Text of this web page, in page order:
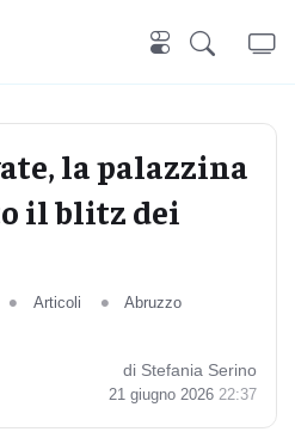
la palazzina
il blitz dei
Articoli
Abruzzo
di Stefania Serino
21 giugno 2026 22:37